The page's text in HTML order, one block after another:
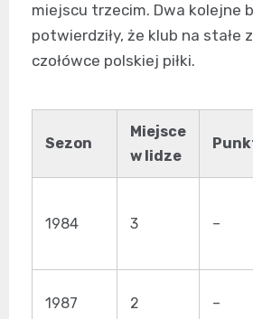
miejscu trzecim. Dwa kolejne
potwierdziły, że klub na stałe
czołówce polskiej piłki.
Sezon
Miejsce
w lidze
1984 3 –
1987 2 –